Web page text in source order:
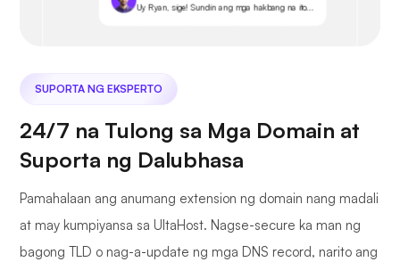
Uy Ryan, sige! Sundin ang mga hakbang na ito...
SUPORTA NG EKSPERTO
24/7 na Tulong sa Mga Domain at
Suporta ng Dalubhasa
Pamahalaan ang anumang extension ng domain nang madali
at may kumpiyansa sa UltaHost. Nagse-secure ka man ng
bagong TLD o nag-a-update ng mga DNS record, narito ang